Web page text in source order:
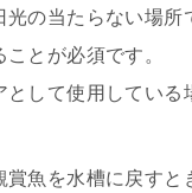
光の当たらない場
とが必須です。
して使用している
魚を水槽に戻す